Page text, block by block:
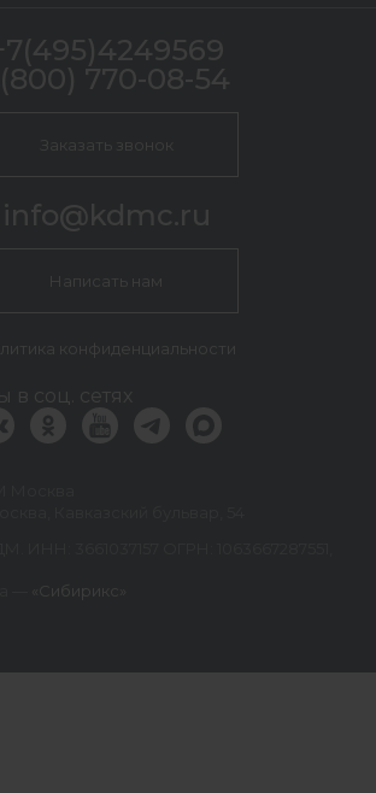
770-08-54
Заказать звонок
info@kdmc.ru
Написать нам
конфиденциальности
в соц. сетях
«Сибирикс»